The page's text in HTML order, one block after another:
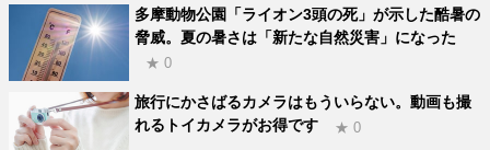
多摩動物公園「ライオン3頭の死」が示した酷暑の
脅威。夏の暑さは「新たな自然災害」になった
★ 0
旅行にかさばるカメラはもういらない。動画も撮
れるトイカメラがお得です
★ 0